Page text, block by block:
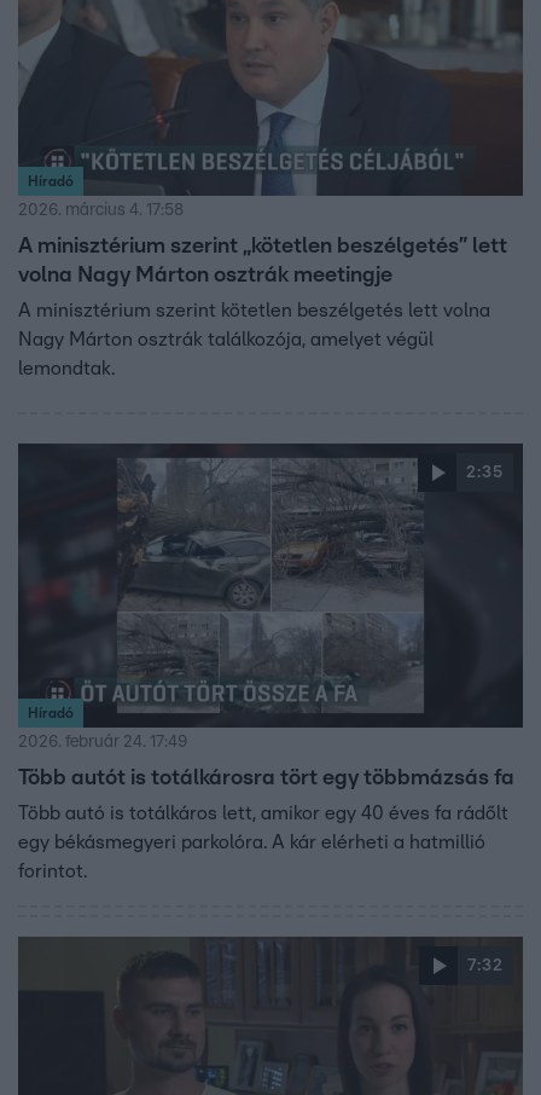
Híradó
2026. március 4. 17:58
A minisztérium szerint „kötetlen beszélgetés” lett
volna Nagy Márton osztrák meetingje
A minisztérium szerint kötetlen beszélgetés lett volna
Nagy Márton osztrák találkozója, amelyet végül
lemondtak.
2:35
Híradó
2026. február 24. 17:49
Több autót is totálkárosra tört egy többmázsás fa
Több autó is totálkáros lett, amikor egy 40 éves fa rádőlt
egy békásmegyeri parkolóra. A kár elérheti a hatmillió
forintot.
7:32